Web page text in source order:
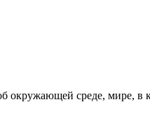
окружающей среде, мире,